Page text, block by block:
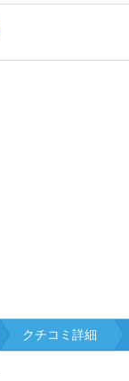
クチコミ詳細